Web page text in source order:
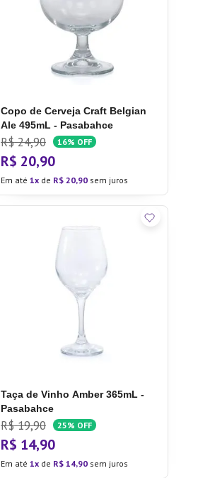
Copo de Cerveja Craft Belgian
Ale 495mL - Pasabahce
R$ 24,90 16% OFF
R$ 20,90
Em até1 de R$ 20,90 sem juros
Taça de Vinho Amber 365mL -
Pasabahce
R$ 19,90 25% OFF
R$ 14,90
Em até1 de R$ 14,90 sem juros